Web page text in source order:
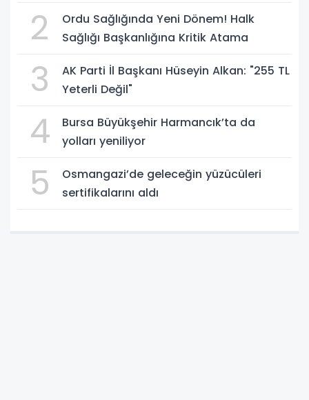
2
Ordu Sağlığında Yeni Dönem! Halk
Sağlığı Başkanlığına Kritik Atama
3
AK Parti İl Başkanı Hüseyin Alkan: "255 TL
Yeterli Değil"
4
Bursa Büyükşehir Harmancık’ta da
yolları yeniliyor
5
Osmangazi’de geleceğin yüzücüleri
sertifikalarını aldı